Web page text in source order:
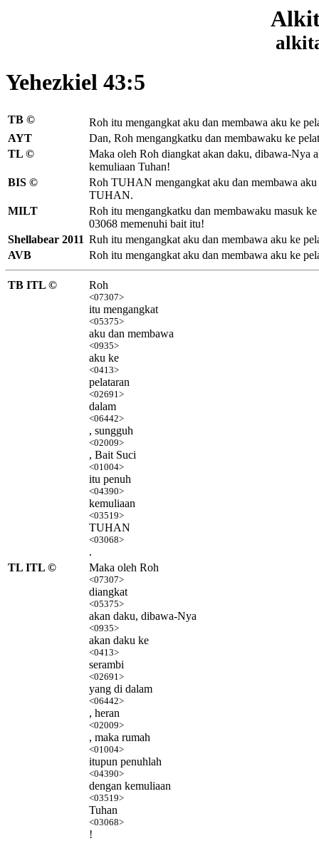
Yehezkiel 43:5
TB © Roh itu mengangkat aku dan membawa aku ke
AYT
Dan, Roh mengangkatku dan membawaku ke
TL ©
Maka oleh Roh diangkat akan daku, dibawa-Nya
kemuliaan Tuhan!
BIS ©
Roh TUHAN mengangkat aku dan membawa
TUHAN.
MILT
Roh itu mengangkatku dan membawaku masuk
03068 memenuhi bait itu!
Shellabear 2011 Ruh itu mengangkat aku dan membawa aku ke
AVB
Roh itu mengangkat aku dan membawa aku ke
TB ITL © Roh
<07307>
itu mengangkat
<05375>
aku dan membawa
<0935>
aku ke
<0413>
pelataran
<02691>
dalam
<06442>
, sungguh
<02009>
, Bait Suci
<01004>
itu penuh
<04390>
kemuliaan
<03519>
TUHAN
<03068>
.
TL ITL ©
Maka oleh Roh
<07307>
diangkat
<05375>
akan daku, dibawa-Nya
<0935>
akan daku ke
<0413>
serambi
<02691>
yang di dalam
<06442>
, heran
<02009>
, maka rumah
<01004>
itupun penuhlah
<04390>
dengan kemuliaan
<03519>
Tuhan
<03068>
!